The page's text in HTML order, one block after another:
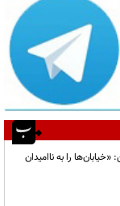
را به ناامیدان